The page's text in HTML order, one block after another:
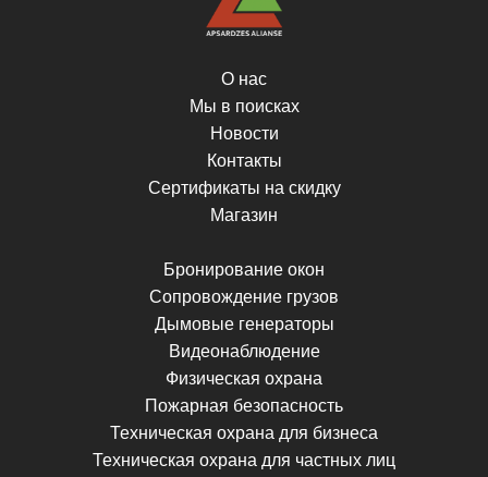
О нас
Мы в поисках
Новости
Контакты
Сертификаты на скидку
Магазин
Бронирование окон
Сопровождение грузов
Дымовые генераторы
Видеонаблюдение
Физическая охрана
Пожарная безопасность
Техническая охрана для бизнеса
Техническая охрана для частных лиц